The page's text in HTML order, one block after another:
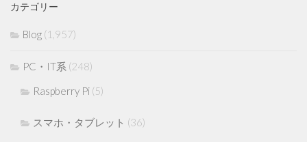
カテゴリー
Blog (1,957)
PC・IT系 (248)
Raspberry Pi (5)
スマホ・タブレット (36)